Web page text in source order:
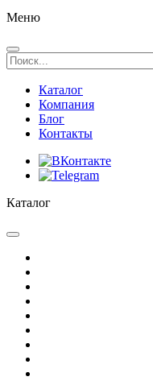
Меню
Каталог
Компания
Блог
Контакты
Каталог